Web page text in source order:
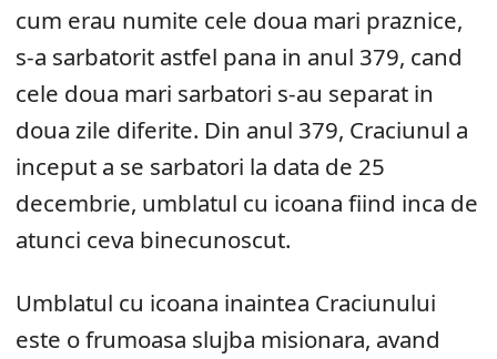
cum erau numite cele doua mari praznice,
s-a sarbatorit astfel pana in anul 379, cand
cele doua mari sarbatori s-au separat in
doua zile diferite. Din anul 379, Craciunul a
inceput a se sarbatori la data de 25
decembrie, umblatul cu icoana fiind inca de
atunci ceva binecunoscut.
Umblatul cu icoana inaintea Craciunului
este o frumoasa slujba misionara, avand